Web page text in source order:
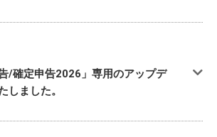
/確定申告2026」専用のアップデ
しました。